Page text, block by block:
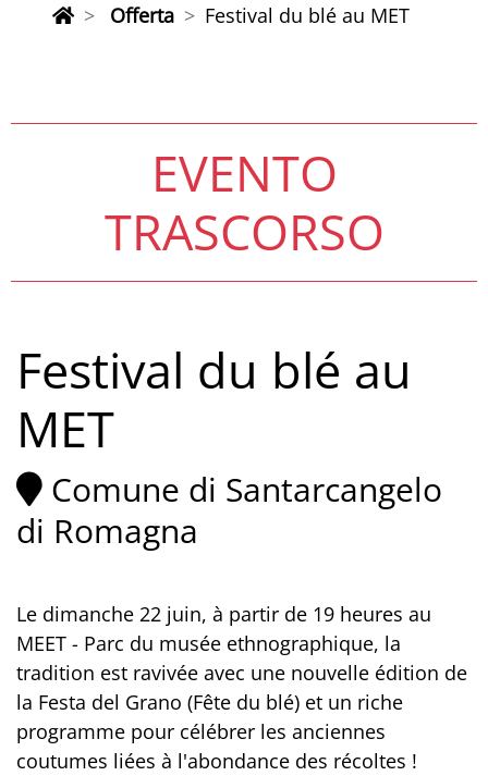
Offerta Festival du blé au MET
EVENTO
TRASCORSO
Festival du blé au
MET
Comune di Santarcangelo
di Romagna
Le dimanche 22 juin, à partir de 19 heures au
MEET - Parc du musée ethnographique, la
tradition est ravivée avec une nouvelle édition de
la Festa del Grano (Fête du blé) et un riche
programme pour célébrer les anciennes
coutumes liées à l'abondance des récoltes !